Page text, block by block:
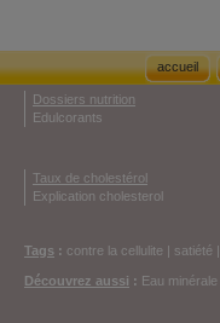
accueil
Dossiers nutrition
Edulcorants
Taux de cholestérol
Explication cholesterol
Tags : contre la cellulite | satiété |
Découvrez aussi : Eau minérale